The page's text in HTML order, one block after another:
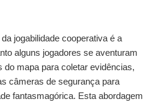
jogabilidade cooperativa é a
alguns jogadores se aventuram
do mapa para coletar evidências,
câmeras de segurança para
fantasmagórica. Esta abordagem